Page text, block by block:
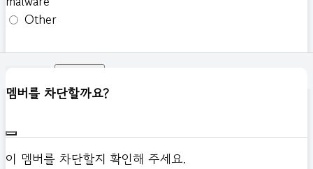
Other
멤버를 차단할까요?
이 멤버를 차단할지 확인해 주세요.